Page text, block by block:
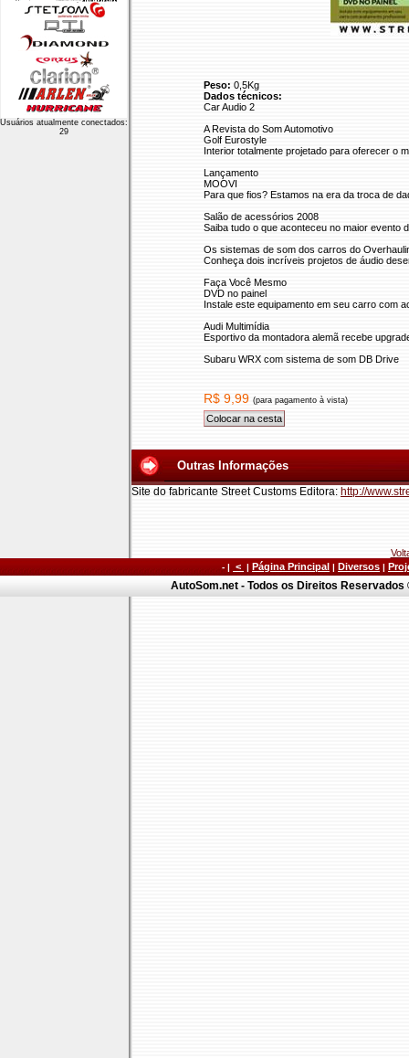
Usuários atualmente conectados:
29
Peso: 0,5Kg
Dados técnicos:
Car Audio 2
A Revista do Som Automotivo
Golf Eurostyle
Interior totalmente projetado para oferecer o
Lançamento
MOOVI
Para que fios? Estamos na era da troca de
Salão de acessórios 2008
Saiba tudo o que aconteceu no maior evento
Os sistemas de som dos carros do
Conheça dois incríveis projetos de áudio
Faça Você Mesmo
DVD no painel
Instale este equipamento em seu carro com
Audi Multimídia
Esportivo da montadora alemã recebe
Subaru WRX com sistema de som DB Drive
R$ 9,99 (para pagamento à vista)
Outras Informações
Site do fabricante Street Customs Editora: http://
- | < | Página Principal | Diversos |
AutoSom.net - Todos os Direitos